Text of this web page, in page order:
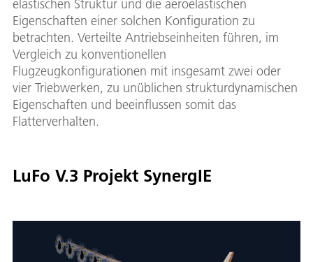
elastischen Struktur und die aeroelastischen
Eigenschaften einer solchen Konfiguration zu
betrachten. Verteilte Antriebseinheiten führen, im
Vergleich zu konventionellen
Flugzeugkonfigurationen mit insgesamt zwei oder
vier Triebwerken, zu unüblichen strukturdynamischen
Eigenschaften und beeinflussen somit das
Flatterverhalten.
LuFo V.3 Projekt SynergIE